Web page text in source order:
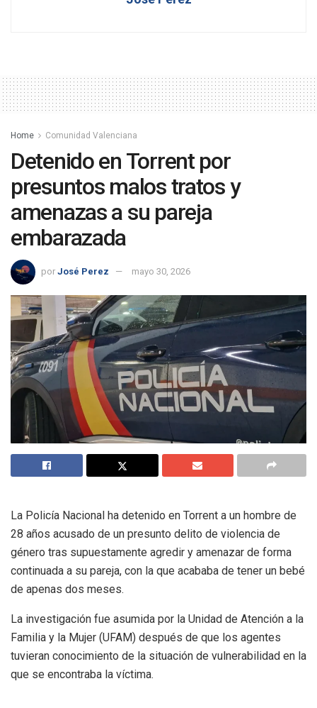
Home Comunidad Valenciana
Detenido en Torrent por
presuntos malos tratos y
amenazas a su pareja
embarazada
por José Perez mayo 30, 2026
La Policía Nacional ha detenido en Torrent a un hombre de
28 años acusado de un presunto delito de violencia de
género tras supuestamente agredir y amenazar de forma
continuada a su pareja, con la que acababa de tener un bebé
de apenas dos meses.
La investigación fue asumida por la Unidad de Atención a la
Familia y la Mujer (UFAM) después de que los agentes
tuvieran conocimiento de la situación de vulnerabilidad en la
que se encontraba la víctima.